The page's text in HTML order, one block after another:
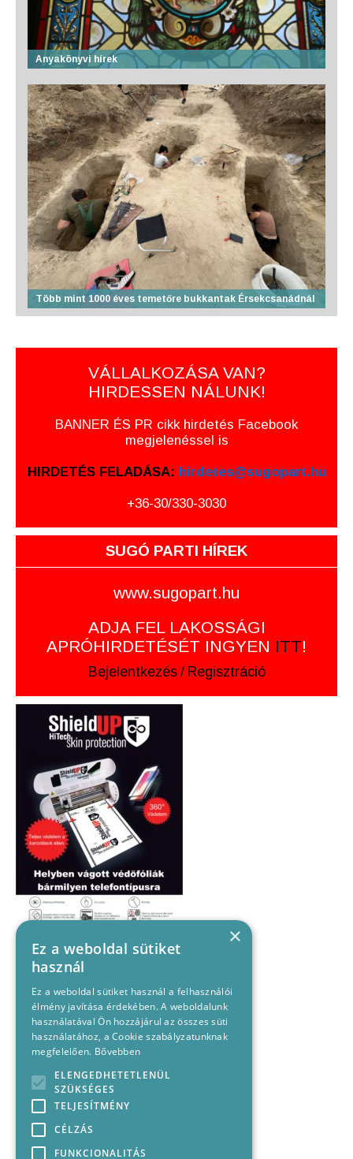
Anyakönyvi hírek
Több mint 1000 éves temetőre bukkantak Érsekcsanádnál
VÁLLALKOZÁSA VAN?
HIRDESSEN NÁLUNK!
BANNER ÉS PR cikk hirdetés Facebook
megjelenéssel is
HIRDETÉS FELADÁSA: hirdetes@sugopart.hu
+36-30/330-3030
SUGÓ PARTI HÍREK
www.sugopart.hu
ADJA FEL LAKOSSÁGI
APRÓHIRDETÉSÉT INGYEN ITT!
Bejelentkezés / Regisztráció
×
Ez a weboldal sütiket
használ
Ez a weboldal sütiket használ a felhasználói
élmény javítása érdekében. A weboldalunk
használatával Ön hozzájárul az összes süti
használatához, a Cookie szabályzatunknak
megfelelően. Bővebben
ELENGEDHETETLENÜL
SZÜKSÉGES
TELJESÍTMÉNY
CÉLZÁS
FUNKCIONALITÁS